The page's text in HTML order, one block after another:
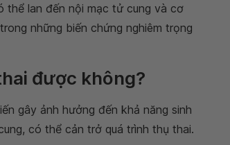
thể lan đến nội mạc tử cung và cơ
những biến chứng nghiêm trọng
được không?
gây ảnh hưởng đến khả năng sinh
có thể cản trở quá trình thụ thai.